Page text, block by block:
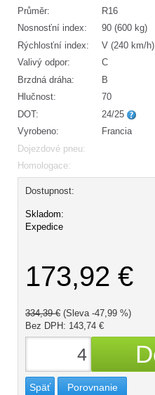
Průměr:
R16
Nosnosťní index:
90 (600 kg)
Rýchlosťní index:
V (240 km/h)
Valivý odpor:
C
Brzdná dráha:
B
Hlučnost:
70
DOT:
24/25
Vyrobeno:
Francia
Dojezdové pneu:
Homologace:
Dostupnost:
Skladom:
Expedice
173,92 €
334,39 € (Sleva -47,99 %)
Bez DPH: 143,74 €
Späť Porovnanie